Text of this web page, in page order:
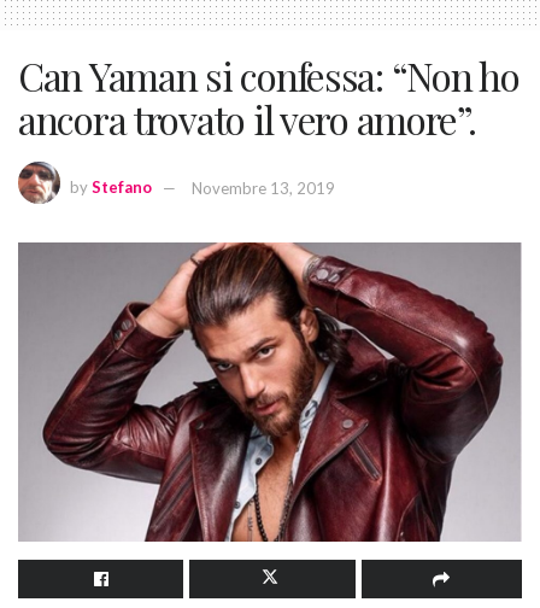
Can Yaman si confessa: “Non ho
ancora trovato il vero amore”.
byStefano Novembre 13, 2019